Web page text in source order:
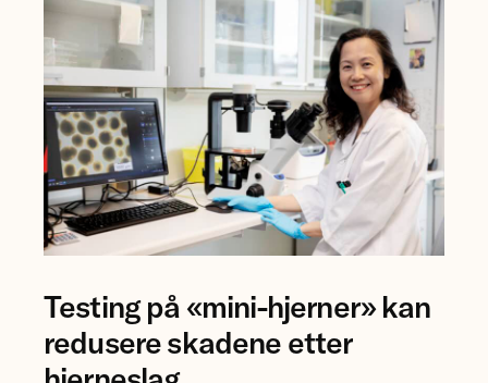
Jing
Ye
ved
Testing på «mini-hjerner» kan
redusere skadene etter